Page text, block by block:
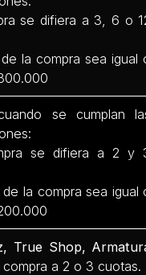
se difiera a 3, 6 o
la compra sea igual
se cumplan
se difiera a 2 y
la compra sea igual
True Shop,
compra a 2 o 3 cuotas.